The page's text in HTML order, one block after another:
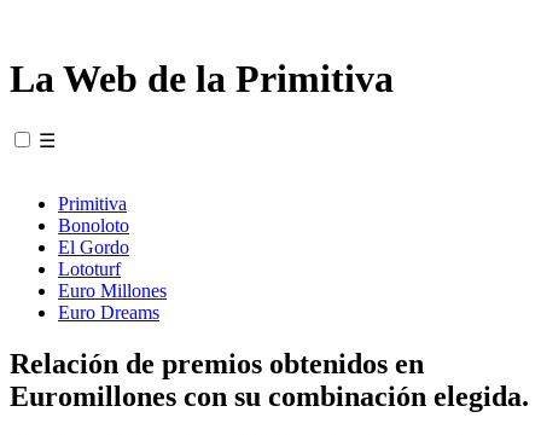
La Web de la Primitiva
☰
Primitiva
Bonoloto
El Gordo
Lototurf
Euro Millones
Euro Dreams
Relación de premios obtenidos en
Euromillones con su combinación elegida.